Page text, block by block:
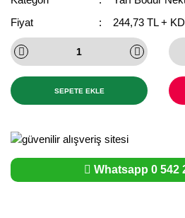
Fiyat
244,73 TL +
SEPETE EKLE
Whatsapp 0 542